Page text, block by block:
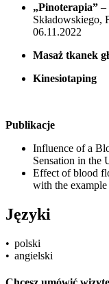
„Pinoterapia” –
Składowskiego,
06.11.2022
Masaż tkanek
Kinesiotaping
Publikacje
Influence of a
Sensation in
Effect of blood
with the
Języki
• polski
• angielski